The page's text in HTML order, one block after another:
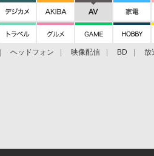
ヘッドフォン 映像配信 BD 放